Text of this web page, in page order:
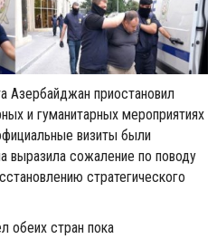
Азербайджан приостановил
и гуманитарных мероприятиях
визиты были
выразила сожаление по поводу
стратегического
обеих стран пока